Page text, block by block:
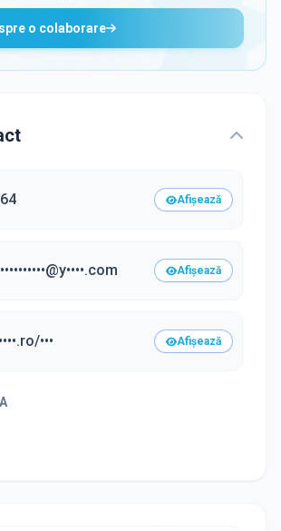
o colaborare
Afișează
Afișează
••• Afișează